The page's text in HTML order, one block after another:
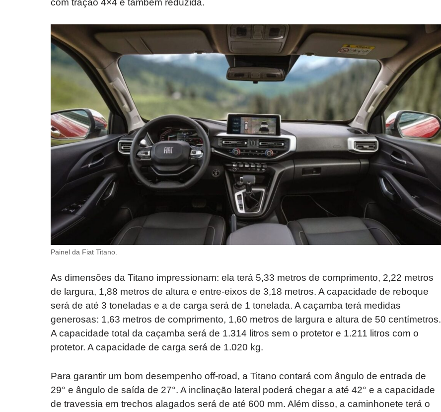
com tração 4×4 e também reduzida.
Painel da Fiat Titano.
As dimensões da Titano impressionam: ela terá 5,33 metros de comprimento, 2,22 metros
de largura, 1,88 metros de altura e entre-eixos de 3,18 metros. A capacidade de reboque
será de até 3 toneladas e a de carga será de 1 tonelada. A caçamba terá medidas
generosas: 1,63 metros de comprimento, 1,60 metros de largura e altura de 50 centímetros.
A capacidade total da caçamba será de 1.314 litros sem o protetor e 1.211 litros com o
protetor. A capacidade de carga será de 1.020 kg.
Para garantir um bom desempenho off-road, a Titano contará com ângulo de entrada de
29° e ângulo de saída de 27°. A inclinação lateral poderá chegar a até 42° e a capacidade
de travessia em trechos alagados será de até 600 mm. Além disso, a caminhonete terá o